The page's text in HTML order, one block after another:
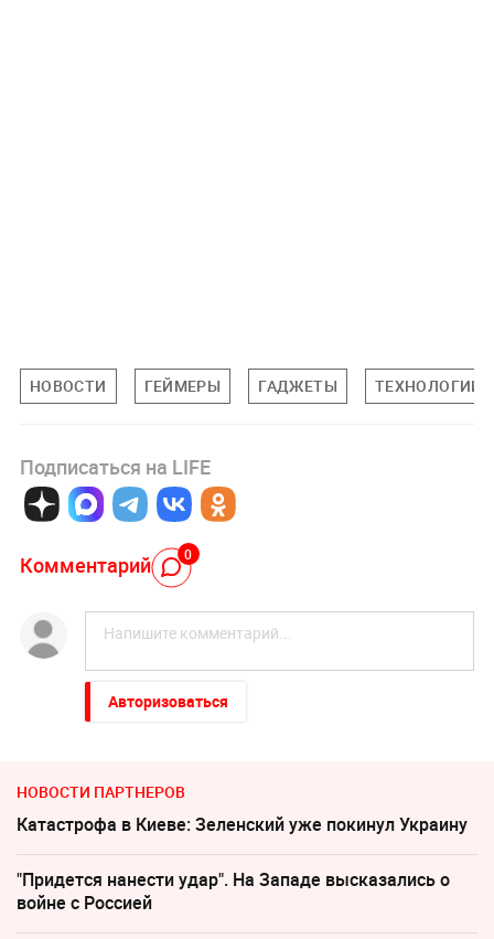
НОВОСТИ ГЕЙМЕРЫ ГАДЖЕТЫ ТЕХНОЛОГИИ
Подписаться на LIFE
Комментарий 0
Авторизоваться
НОВОСТИ ПАРТНЕРОВ
Катастрофа в Киеве: Зеленский уже покинул Украину
"Придется нанести удар". На Западе высказались о
войне с Россией